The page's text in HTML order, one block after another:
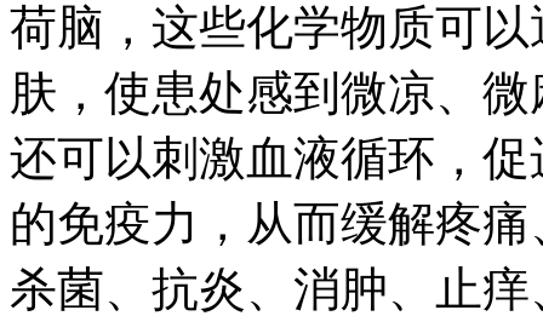
荷脑，这些化学物质可
肤，使患处感到微凉、
还可以刺激血液循环，
的免疫力，从而缓解疼
杀菌、抗炎、消肿、止